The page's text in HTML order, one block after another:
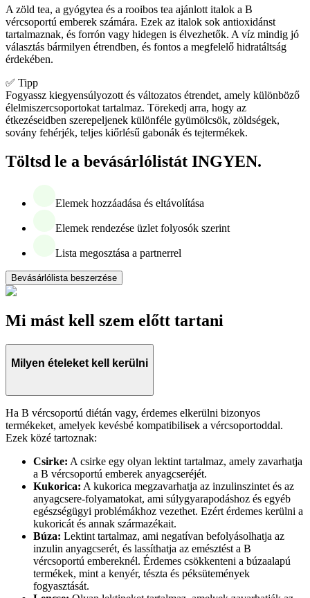
A zöld tea, a gyógytea és a rooibos tea ajánlott italok a B
vércsoportú emberek számára. Ezek az italok sok antioxidánst
tartalmaznak, és forrón vagy hidegen is élvezhetők. A víz mindig jó
választás bármilyen étrendben, és fontos a megfelelő hidratáltság
érdekében.
✅ Tipp
Fogyassz kiegyensúlyozott és változatos étrendet, amely különböző
élelmiszercsoportokat tartalmaz. Törekedj arra, hogy az
étkezéseidben szerepeljenek különféle gyümölcsök, zöldségek,
sovány fehérjék, teljes kiőrlésű gabonák és tejtermékek.
Töltsd le a bevásárlólistát INGYEN.
Elemek hozzáadása és eltávolítása
Elemek rendezése üzlet folyosók szerint
Lista megosztása a partnerrel
Bevásárlólista beszerzése
Mi mást kell szem előtt tartani
Milyen ételeket kell kerülni
Ha B vércsoportú diétán vagy, érdemes elkerülni bizonyos
termékeket, amelyek kevésbé kompatibilisek a vércsoportoddal.
Ezek közé tartoznak:
Csirke: A csirke egy olyan lektint tartalmaz, amely zavarhatja
a B vércsoportú emberek anyagcseréjét.
Kukorica: A kukorica megzavarhatja az inzulinszintet és az
anyagcsere-folyamatokat, ami súlygyarapodáshoz és egyéb
egészségügyi problémákhoz vezethet. Ezért érdemes kerülni a
kukoricát és annak származékait.
Búza: Lektint tartalmaz, ami negatívan befolyásolhatja az
inzulin anyagcserét, és lassíthatja az emésztést a B
vércsoportú embereknél. Érdemes csökkenteni a búzaalapú
termékek, mint a kenyér, tészta és péksütemények
fogyasztását.